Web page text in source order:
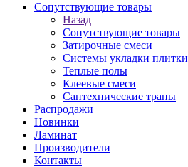
Сопутствующие товары
Назад
Сопутствующие товары
Затирочные смеси
Системы укладки плитки
Теплые полы
Клеевые смеси
Сантехнические трапы
Распродажи
Новинки
Ламинат
Производители
Контакты